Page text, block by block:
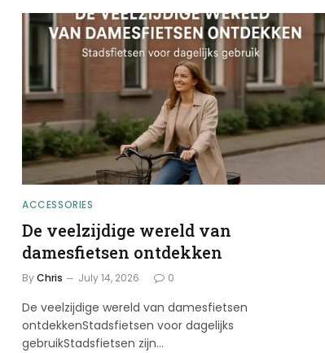
ACCESSORIES
De veelzijdige wereld van
damesfietsen ontdekken
ByChris July 14, 2026 0
De veelzijdige wereld van damesfietsen
ontdekkenStadsfietsen voor dagelijks
gebruikStadsfietsen zijn…